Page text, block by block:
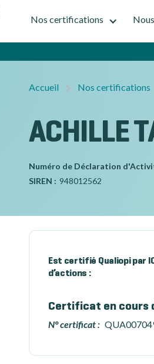
Nos certifications
Accueil Nos certifications
ACHILLE
Numéro de Déclaration
SIREN : 948012562
Est certifié Qualiopi par
d’actions :
Certificat en cours
N° certificat :